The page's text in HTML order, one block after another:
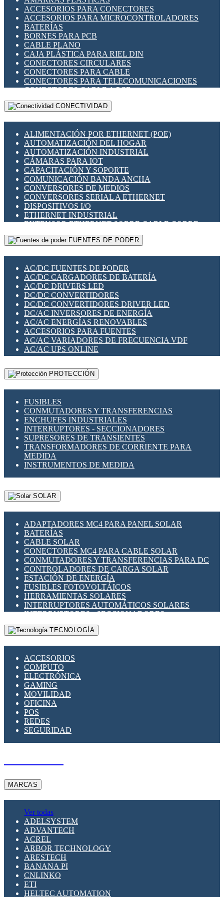
INDICADORES PARA PANEL
INTERFACES DE RELÉ
INTERRUPTORES FIN DE CARRERA
LLAVES CONMUTADORAS
MEDIDORES DE ENERGÍA Y TC'S DE CORRIENTE
MOTORES PASO A PASO
PANTALLAS HMI
PLC -CONTROLADORES LÓGICO PROGRAMABLES
PROGRAMADORES DE HORARIO
RELÉS DE PROTECCIÓN
SENSORES CAPACITIVOS
SENSORES INDUCTIVOS
TEMPORIZADORES
VARIACS
VARIADORES DE FRECUENCIA [VDF]
SECCIONADORES - INTERRUPTORES
MAQUINARIA
ACCESORIOS PARA CONECTORES
ACCESORIOS PARA MICROCONTROLADORES
BATERÍAS
BORNES PARA PCB
CABLE PLANO
CAJA PLÁSTICA PARA RIEL DIN
CONECTORES CIRCULARES
CONECTORES PARA CABLE
CONECTORES PARA TELECOMUNICACIONES
CONECTORES CABLE A PCB
CONECTORES PCB A CABLE
DIP SWITCHES
HERRAMIENTAS VARIAS
ILUMINACIÓN LED
INTERRUPTORES REED
INTERFACES DE RELÉ
OTROS RELÉS
PROTECCIÓN TÉRMICA
RELÉS AUTOMOTRICES
RELÉS DE SEÑAL
RELÉS DE ESTADO SÓLIDO SSR
RELÉS INDUSTRIALES
RELÉS MINIATURA DE POTENCIA
SENSORES MAGNÉTICOS
SWITCH Y MICROSWITCH
TARJETAS PI
UNIÓN Y DERIVACIÓN DE CABLE
CONECTIVIDAD
ALIMENTACIÓN POR ETHERNET (POE)
AUTOMATIZACIÓN DEL HOGAR
AUTOMATIZACIÓN INDUSTRIAL
CÁMARAS PARA IOT
CAPACITACIÓN Y SOPORTE
COMUNICACIÓN BANDA ANCHA
CONVERSORES DE MEDIOS
CONVERSORES SERIAL A ETHERNET
DISPOSITIVOS I/O
ETHERNET INDUSTRIAL
EXTENSOR ETHERNET SOBRE CABLE COBRE
GATEWAY LORAWAN
GESTIÓN DE REDES
PLACAS MODULARES IOT
SWITCHES Y REDES WIFI
SOLUCIONES IOT
SOLUCIONES LORAWAN
SOLUCIONES RED CELULAR
SEGURIDAD PARA REDES
SWITCHES LAN
TELEFONÍA IP (VOIP)
VIGILANCIA IP (CCTV)
MESHTASTIC
FUENTES DE PODER
AC/DC FUENTES DE PODER
AC/DC CARGADORES DE BATERÍA
AC/DC DRIVERS LED
DC/DC CONVERTIDORES
DC/DC CONVERTIDORES DRIVER LED
DC/AC INVERSORES DE ENERGÍA
AC/AC ENERGÍAS RENOVABLES
ACCESORIOS PARA FUENTES
AC/AC VARIADORES DE FRECUENCIA VDF
AC/AC UPS ONLINE
PROTECCIÓN
FUSIBLES
CONMUTADORES Y TRANSFERENCIAS
ENCHUFES INDUSTRIALES
INTERRUPTORES - SECCIONADORES
SUPRESORES DE TRANSIENTES
TRANSFORMADORES DE CORRIENTE PARA
MEDIDA
INSTRUMENTOS DE MEDIDA
SOLAR
ADAPTADORES MC4 PARA PANEL SOLAR
BATERÍAS
CABLE SOLAR
CONECTORES MC4 PARA CABLE SOLAR
CONMUTADORES Y TRANSFERENCIAS PARA DC
CONTROLADORES DE CARGA SOLAR
ESTACIÓN DE ENERGÍA
FUSIBLES FOTOVOLTÁICOS
HERRAMIENTAS SOLARES
INTERRUPTORES AUTOMÁTICOS SOLARES
INTERRUPTORES - SECCIONADORES
FOTOVOLTÁICOS
MONTAJE PANEL SOLAR
SUPRESOR DE TRANSIENTES SPDS PARA
APLICACIONES FOTOVOLTAICAS
TECNOLOGÍA
ACCESORIOS
COMPUTO
ELECTRÓNICA
GAMING
MOVILIDAD
OFICINA
POS
REDES
SEGURIDAD
MARCAS
Ver todas
ADELSYSTEM
ADVANTECH
ACREL
ARBOR TECHNOLOGY
ARESTECH
BANANA PI
CNLINKO
ETI
HELTEC AUTOMATION